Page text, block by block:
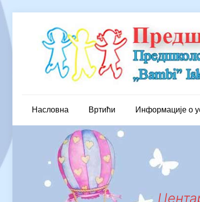
Насловна Вртићи Информације о